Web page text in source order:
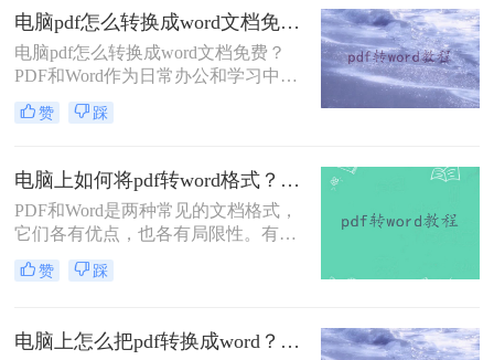
过，当你办公整理资料的时候需要将
文档内容复制下来，接到都是PDF格
式的文档，那就很心累了。这时候就
需要如何转换pdf为word了，那么怎么
pdf转word呢？下面讲讲转换方法。
电脑pdf怎么转换成word文档免费？你需要知道这三个方法！
电脑pdf怎么转换成word文档免费？
PDF和Word作为日常办公和学习中最
常用的格式，我们通常用Word文档来
编辑，然后用PDF文件用来传输和打
接修改编辑，所以我们会选择将PDF
转Word再来进行修改；那今天我们就
来分享pdf转word的方法吧！
赞 踩
电脑上如何将pdf转word格式？试试这几个方法！
PDF和Word是两种常见的文档格式，
它们各有优点，也各有局限性。有时
候，我们需要将PDF文件中的内容转
换为Word格式，以便进行编辑、修改
法，帮助您在电脑上将PDF转为Word
赞 踩
电脑上怎么把pdf转换成word？介绍三种简单易行的方法！